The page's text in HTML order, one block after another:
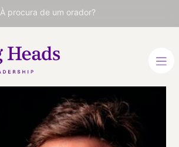
À procura de um orador?
Sterling